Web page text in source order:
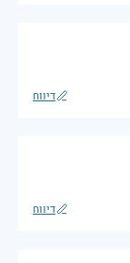
דיווח
דיווח